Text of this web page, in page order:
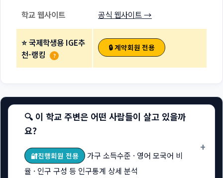
학교 웹사이트 공식 웹사이트 →
⭐ 국제학생용 IGE추
천-랭킹
?
🔒 계약회원 전용
🔍 이 학교 주변은 어떤 사람들이 살고 있을까
요?
🔐진행회원 전용
가구 소득수준 · 영어 모국어 비
율 · 인구 구성 등 인구통계 상세 분석
+